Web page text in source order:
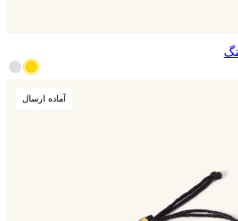
آماده ارسال